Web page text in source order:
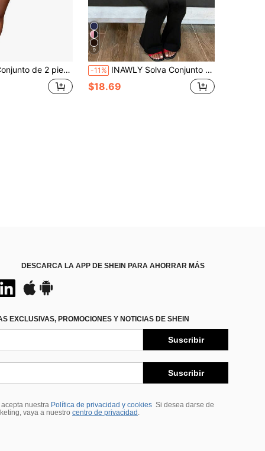
de 2 piezas/1 set de chaqueta a prueba de viento con shorts combinados
9
-11% INAWLY Solva Conjunto de 2 piezas casual para uso diario con top de manga corta a rayas y bloques de color y pantalones largos para mujer
$18.69
DESCARCA LA APP DE SHEIN PARA AHORRAR MÁS
EXCLUSIVAS, PROMOCIONES Y NOTICIAS DE SHEIN
Suscribir
Suscribir
nuestra Política de privacidad y cookies Si desea darse de
vaya a nuestro centro de privacidad .